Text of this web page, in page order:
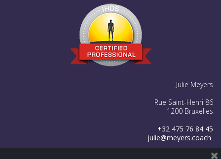
Julie Meyers
Rue Saint-Henri 86
1200 Bruxelles
+32 475 76 84 45
julie@meyers.coach